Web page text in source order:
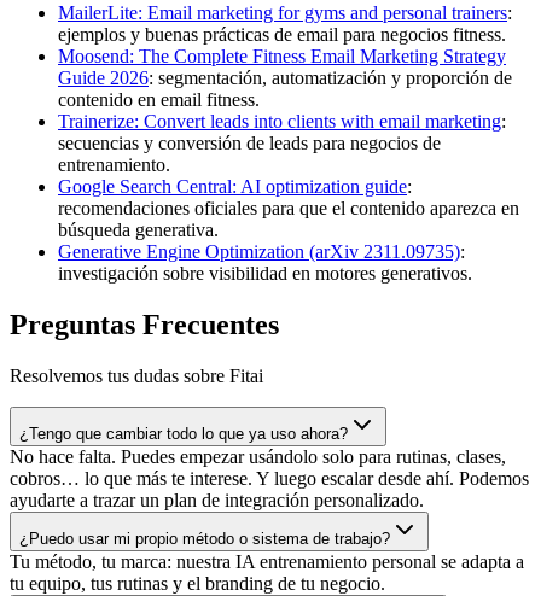
MailerLite: Email marketing for gyms and personal trainers:
ejemplos y buenas prácticas de email para negocios fitness.
Moosend: The Complete Fitness Email Marketing Strategy
Guide 2026: segmentación, automatización y proporción de
contenido en email fitness.
Trainerize: Convert leads into clients with email marketing:
secuencias y conversión de leads para negocios de
entrenamiento.
Google Search Central: AI optimization guide:
recomendaciones oficiales para que el contenido aparezca en
búsqueda generativa.
Generative Engine Optimization (arXiv 2311.09735):
investigación sobre visibilidad en motores generativos.
Preguntas Frecuentes
Resolvemos tus dudas sobre Fitai
¿Tengo que cambiar todo lo que ya uso ahora?
No hace falta. Puedes empezar usándolo solo para rutinas, clases,
cobros… lo que más te interese. Y luego escalar desde ahí. Podemos
ayudarte a trazar un plan de integración personalizado.
¿Puedo usar mi propio método o sistema de trabajo?
Tu método, tu marca: nuestra IA entrenamiento personal se adapta a
tu equipo, tus rutinas y el branding de tu negocio.